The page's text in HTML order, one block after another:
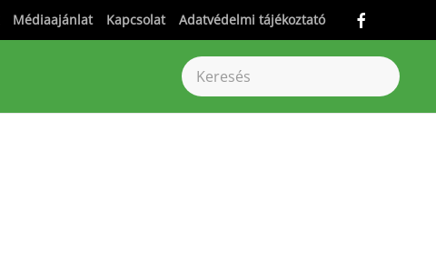
Médiaajánlat Kapcsolat Adatvédelmi tájékoztató